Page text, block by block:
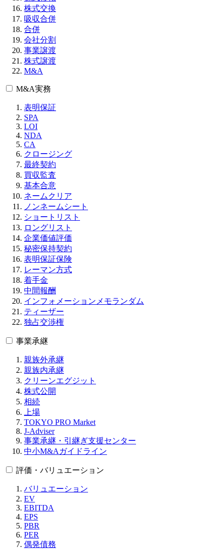
株式交換
吸収合併
合併
会社分割
事業譲渡
株式譲渡
M&A
M&A実務
表明保証
SPA
LOI
NDA
CA
クロージング
最終契約
買収監査
基本合意
ネームクリア
ノンネームシート
ショートリスト
ロングリスト
企業価値評価
秘密保持契約
表明保証保険
レーマン方式
着手金
中間報酬
インフォメーションメモランダム
ティーザー
独占交渉権
事業承継
親族外承継
親族内承継
クリーンエグジット
株式公開
相続
上場
TOKYO PRO Market
J-Adviser
事業承継・引継ぎ支援センター
中小M&Aガイドライン
評価・バリュエーション
バリュエーション
EV
EBITDA
EPS
PBR
PER
偶発債務